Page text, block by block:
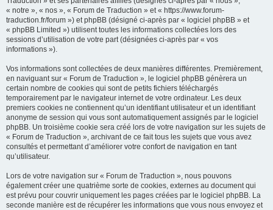
« notre », « nos », « Forum de Traduction » et « https://www.forum-
traduction.fr/forum ») et phpBB (désigné ci-après par « logiciel phpBB » et
« phpBB Limited ») utilisent toutes les informations collectées lors des
sessions d’utilisation de votre part (désignées ci-après par « vos
informations »).
Vos informations sont collectées de deux manières différentes. Premièrement,
en naviguant sur « Forum de Traduction », le logiciel phpBB génèrera un
certain nombre de cookies qui sont de petits fichiers téléchargés
temporairement par le navigateur internet de votre ordinateur. Les deux
premiers cookies ne contiennent qu’un identifiant utilisateur et un identifiant
anonyme de session qui vous sont automatiquement assignés par le logiciel
phpBB. Un troisième cookie sera créé lors de votre navigation sur les sujets de
« Forum de Traduction », archivant de ce fait tous les sujets que vous avez
consultés et permettant d’améliorer votre confort de navigation en tant
qu’utilisateur.
Lors de votre navigation sur « Forum de Traduction », nous pouvons
également créer une quatrième sorte de cookies, externes au document qui
est prévu pour couvrir uniquement les pages créées par le logiciel phpBB. La
seconde manière est de récupérer les informations que vous nous envoyez et